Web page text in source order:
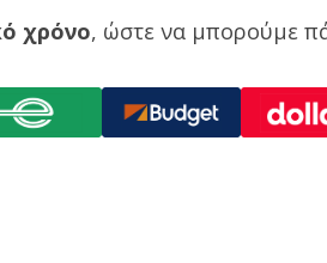
χρόνο, ώστε να μπορούμε